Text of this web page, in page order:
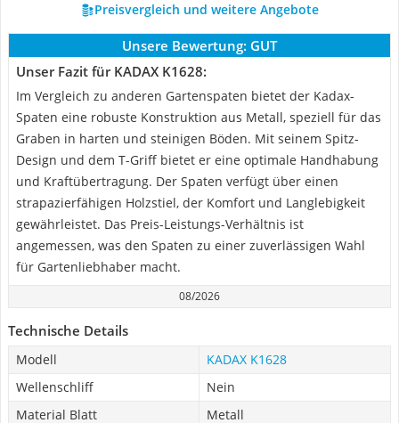
Preisvergleich und weitere Angebote
Unsere Bewertung: GUT
Unser Fazit für KADAX K1628:
Im Vergleich zu anderen Gartenspaten bietet der Kadax-
Spaten eine robuste Konstruktion aus Metall, speziell für das
Graben in harten und steinigen Böden. Mit seinem Spitz-
Design und dem T-Griff bietet er eine optimale Handhabung
und Kraftübertragung. Der Spaten verfügt über einen
strapazierfähigen Holzstiel, der Komfort und Langlebigkeit
gewährleistet. Das Preis-Leistungs-Verhältnis ist
angemessen, was den Spaten zu einer zuverlässigen Wahl
für Gartenliebhaber macht.
08/2026
Technische Details
Modell
KADAX K1628
Wellenschliff
Nein
Material Blatt
Metall